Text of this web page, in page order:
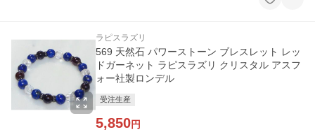
ラピスラズリ
569 天然石 パワーストーン ブレスレット レッ
ドガーネット ラピスラズリ クリスタル アスフ
ォー社製ロンデル
受注生産
5,850円